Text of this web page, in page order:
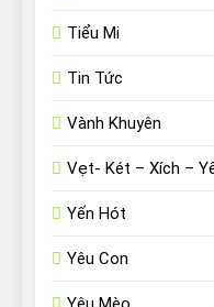
Tiểu Mi
Tin Tức
Vành Khuyên
Vẹt- Két – Xích –
Yến Hót
Yêu Con